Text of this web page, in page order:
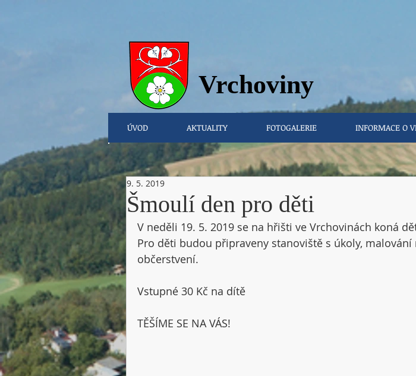
ÚVOD AKTUALITY FOTOGALERIE INFORMACE O
Vrchoviny
Šmoulí den pro děti
9. 5. 2019
V neděli 19. 5. 2019 se na hřišti ve Vrchovinách koná
Pro děti budou připraveny stanoviště s úkoly, malování
občerstvení.
Vstupné 30 Kč na dítě
TĚŠÍME SE NA VÁS!